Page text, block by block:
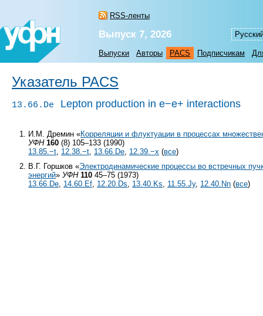
RSS-ленты
Выпуск 7, 2026
Выпуски Авторы PACS Подписчикам
Указатель PACS
13.66.De Lepton production in e−e+ interactions
И.М. Дремин «Корреляции и флуктуации в процессах
УФН 160 (8) 105–133 (1990)
13.85.−t, 12.38.−t, 13.66.De, 12.39.−x (все)
В.Г. Горшков «Электродинамические процессы во встречных
энергий»УФН 110 45–75 (1973)
13.66.De, 14.60.Ef, 12.20.Ds, 13.40.Ks, 11.55.Jy, 12.40.Nn (все)